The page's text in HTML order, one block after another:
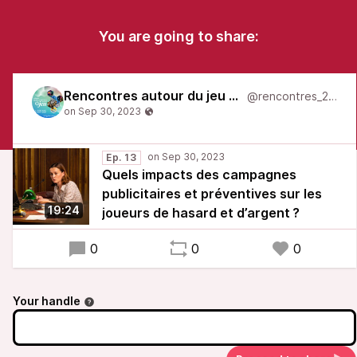
You are going to share:
Rencontres autour du jeu 2022 @rencontres_2022
19:24
Ep. 13
Quels impacts des campagnes
publicitaires et préventives sur les
joueurs de hasard et d’argent ?
0 0 0
Your handle